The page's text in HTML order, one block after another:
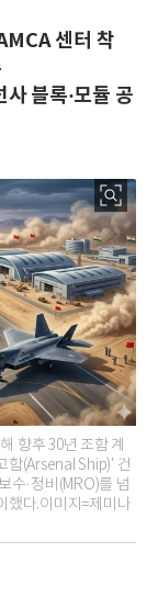
센터 착
블록·모듈 공
향후 30년 조함 계
함(Arsenal Ship)' 건
수·정비(MRO)를 넘
했다.이미지=제미나